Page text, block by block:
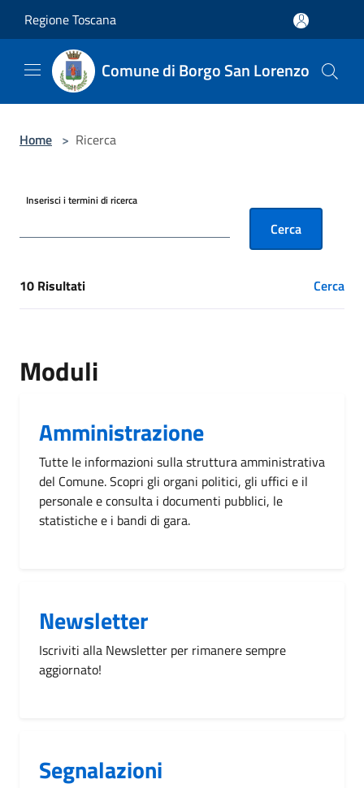
Regione Toscana
Comune di Borgo San Lorenzo
Home > Ricerca
Inserisci i termini di ricerca
Cerca
[results] Risultati
10 Risultati Cerca
Moduli
Amministrazione
Tutte le informazioni sulla struttura amministrativa
del Comune. Scopri gli organi politici, gli uffici e il
personale e consulta i documenti pubblici, le
statistiche e i bandi di gara.
Newsletter
Iscriviti alla Newsletter per rimanere sempre
aggiornato!
Segnalazioni